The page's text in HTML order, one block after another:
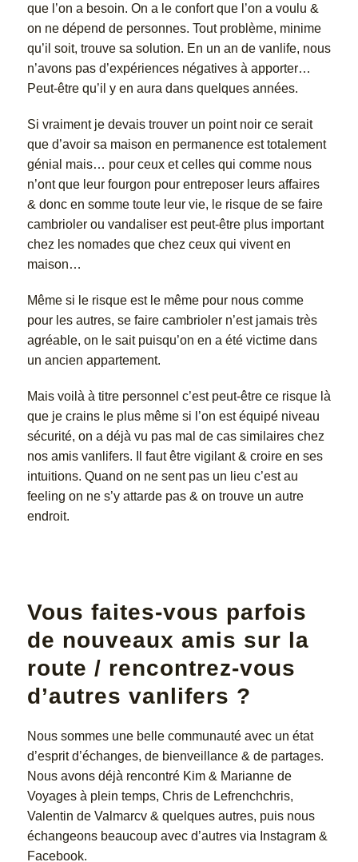
que l’on a besoin. On a le confort que l’on a voulu &
on ne dépend de personnes. Tout problème, minime
qu’il soit, trouve sa solution. En un an de vanlife, nous
n’avons pas d’expériences négatives à apporter…
Peut-être qu’il y en aura dans quelques années.
Si vraiment je devais trouver un point noir ce serait
que d’avoir sa maison en permanence est totalement
génial mais… pour ceux et celles qui comme nous
n’ont que leur fourgon pour entreposer leurs affaires
& donc en somme toute leur vie, le risque de se faire
cambrioler ou vandaliser est peut-être plus important
chez les nomades que chez ceux qui vivent en
maison…
Même si le risque est le même pour nous comme
pour les autres, se faire cambrioler n’est jamais très
agréable, on le sait puisqu’on en a été victime dans
un ancien appartement.
Mais voilà à titre personnel c’est peut-être ce risque là
que je crains le plus même si l’on est équipé niveau
sécurité, on a déjà vu pas mal de cas similaires chez
nos amis vanlifers. Il faut être vigilant & croire en ses
intuitions. Quand on ne sent pas un lieu c’est au
feeling on ne s’y attarde pas & on trouve un autre
endroit.
Vous faites-vous parfois
de nouveaux amis sur la
route / rencontrez-vous
d’autres vanlifers ?
Nous sommes une belle communauté avec un état
d’esprit d’échanges, de bienveillance & de partages.
Nous avons déjà rencontré Kim & Marianne de
Voyages à plein temps, Chris de Lefrenchchris,
Valentin de Valmarcv & quelques autres, puis nous
échangeons beaucoup avec d’autres via Instagram &
Facebook.